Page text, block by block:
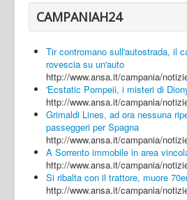
CAMPANIAH24
Tir contromano sull'autostrada, il
rovescia su un'auto
http://www.ansa.it/campania/
'Ecstatic Pompeii, i misteri di
http://www.ansa.it/campania/
Grimaldi Lines, ad ora nessuna
passeggeri per Spagna
http://www.ansa.it/campania/
A Sorrento immobile in area
http://www.ansa.it/campania/
Si ribalta con il trattore, muore
http://www.ansa.it/campania/